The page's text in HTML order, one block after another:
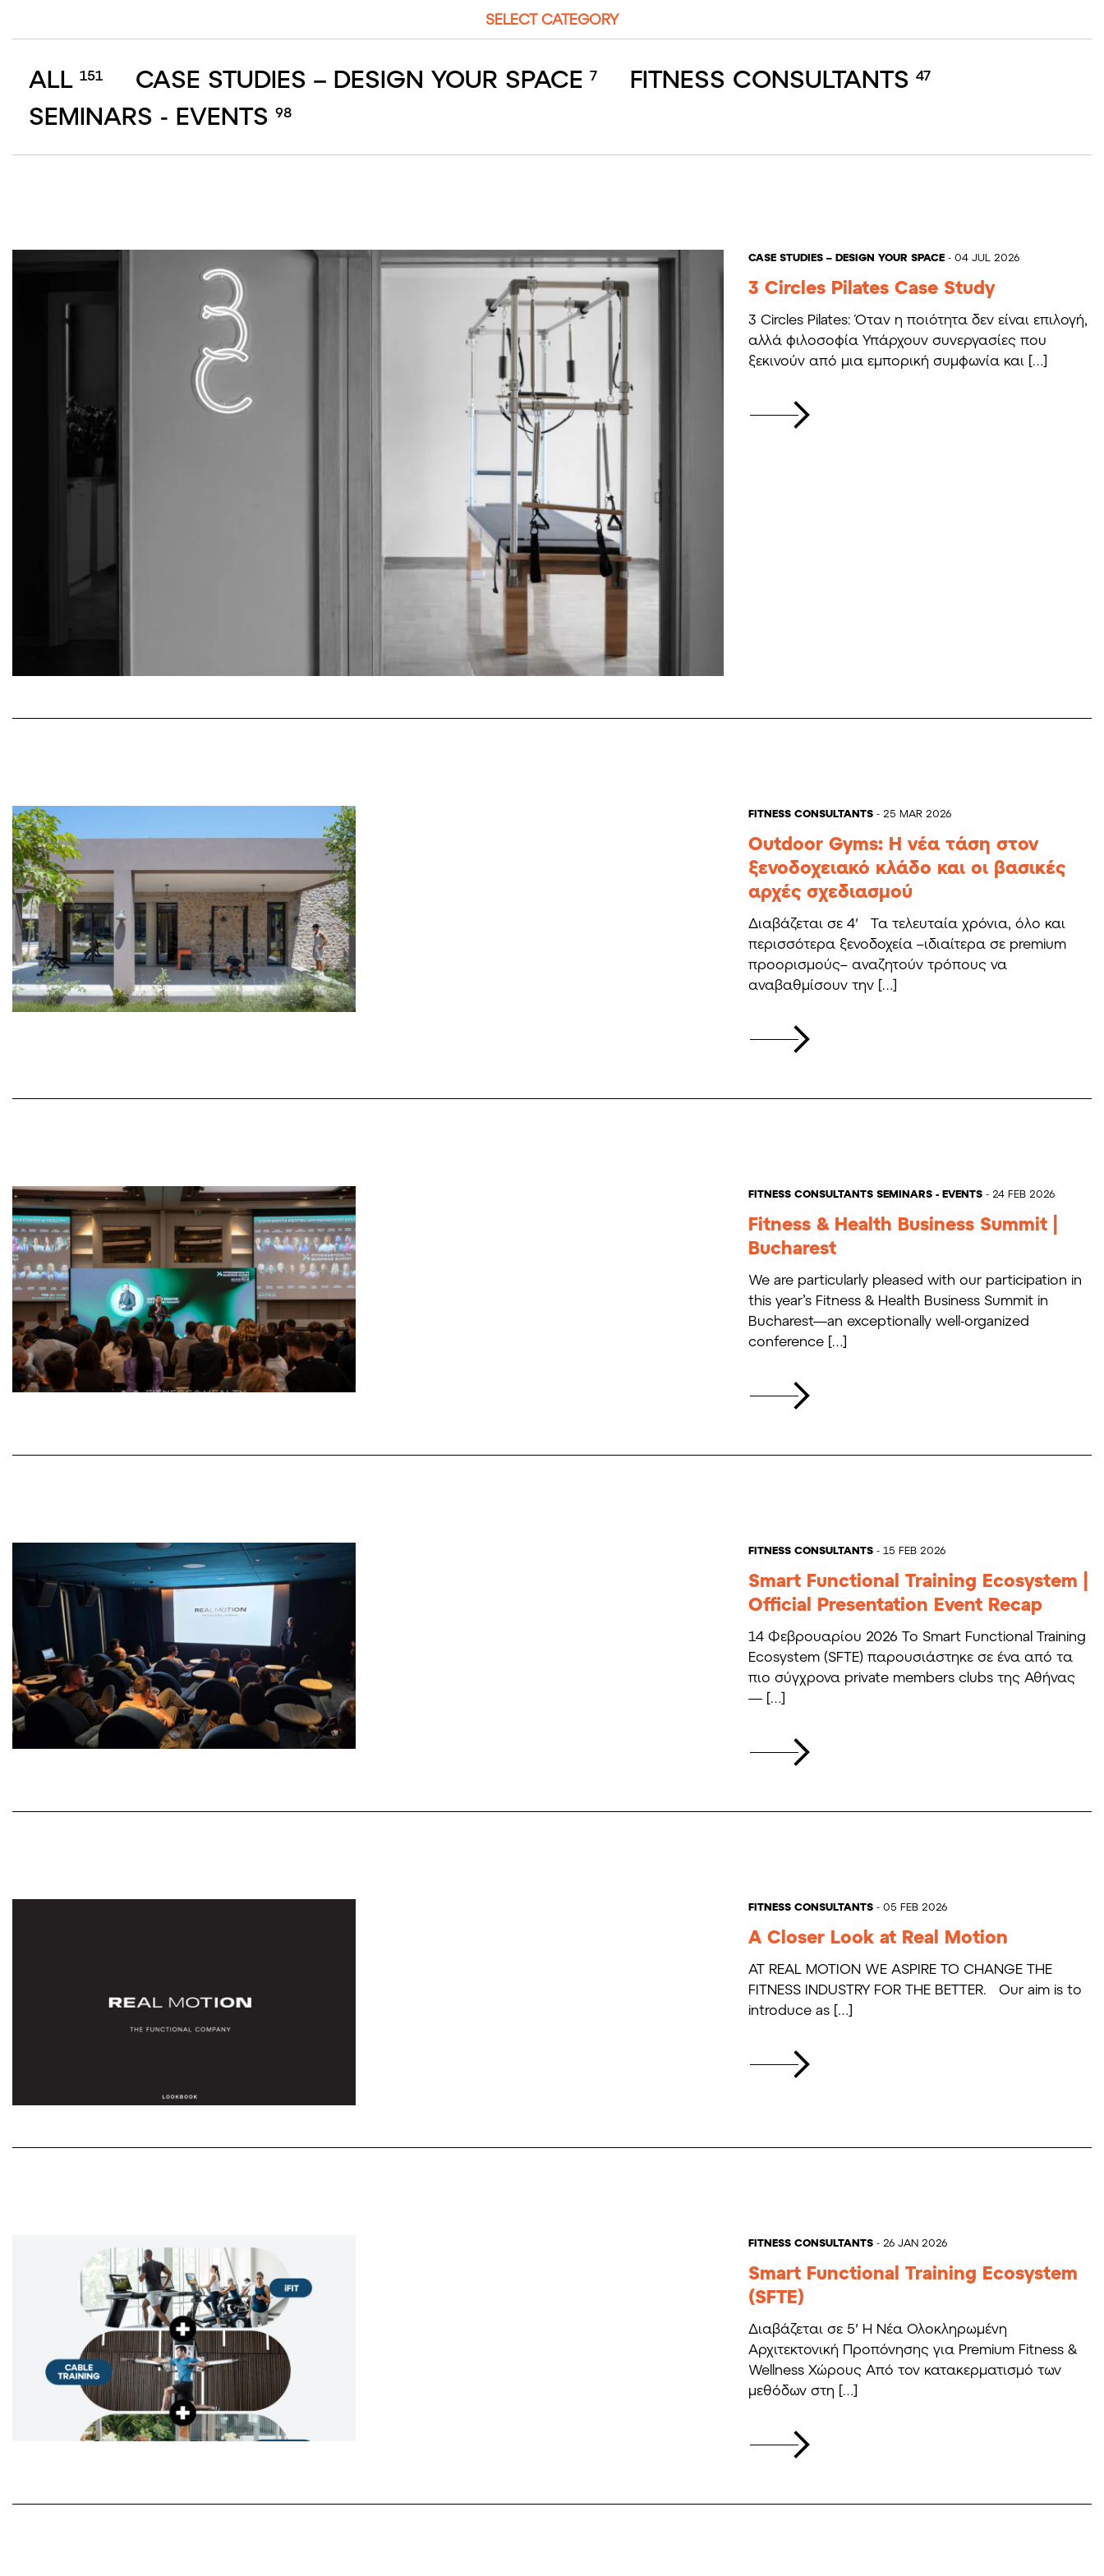
SELECT CATEGORY
ALL 151 CASE STUDIES – DESIGN YOUR SPACE 7 FITNESS CONSULTANTS 47
SEMINARS - EVENTS 98
CASE STUDIES – DESIGN YOUR SPACE - 04 JUL 2026
3 Circles Pilates Case Study
3 Circles Pilates: Όταν η ποιότητα δεν είναι επιλογή,
αλλά φιλοσοφία Υπάρχουν συνεργασίες που
ξεκινούν από μια εμπορική συμφωνία και […]
FITNESS CONSULTANTS - 25 MAR 2026
Outdoor Gyms: Η νέα τάση στον
ξενοδοχειακό κλάδο και οι βασικές
αρχές σχεδιασμού
Διαβάζεται σε 4′ Τα τελευταία χρόνια, όλο και
περισσότερα ξενοδοχεία –ιδιαίτερα σε premium
προορισμούς– αναζητούν τρόπους να
αναβαθμίσουν την […]
FITNESS CONSULTANTS SEMINARS - EVENTS - 24 FEB 2026
Fitness & Health Business Summit |
Bucharest
We are particularly pleased with our participation in
this year’s Fitness & Health Business Summit in
Bucharest—an exceptionally well-organized
conference […]
FITNESS CONSULTANTS - 15 FEB 2026
Smart Functional Training Ecosystem |
Official Presentation Event Recap
14 Φεβρουαρίου 2026 Το Smart Functional Training
Ecosystem (SFTE) παρουσιάστηκε σε ένα από τα
πιο σύγχρονα private members clubs της Αθήνας
— […]
FITNESS CONSULTANTS - 05 FEB 2026
A Closer Look at Real Motion
AT REAL MOTION WE ASPIRE TO CHANGE THE
FITNESS INDUSTRY FOR THE BETTER. Our aim is to
introduce as […]
FITNESS CONSULTANTS - 26 JAN 2026
Smart Functional Training Ecosystem
(SFTE)
Διαβάζεται σε 5′ Η Νέα Ολοκληρωμένη
Αρχιτεκτονική Προπόνησης για Premium Fitness &
Wellness Χώρους Από τον κατακερματισμό των
μεθόδων στη […]